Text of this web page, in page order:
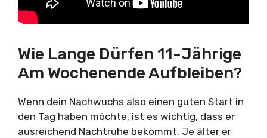
Wie Lange Dürfen 11-Jährige
Am Wochenende Aufbleiben?
Wenn dein Nachwuchs also einen guten Start in
den Tag haben möchte, ist es wichtig, dass er
ausreichend Nachtruhe bekommt. Je älter er